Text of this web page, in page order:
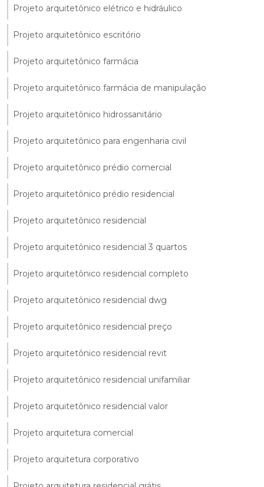
Projeto arquitetônico elétrico e hidráulico
Projeto arquitetônico escritório
Projeto arquitetônico farmácia
Projeto arquitetônico farmácia de manipulação
Projeto arquitetônico hidrossanitário
Projeto arquitetônico para engenharia civil
Projeto arquitetônico prédio comercial
Projeto arquitetônico prédio residencial
Projeto arquitetônico residencial
Projeto arquitetônico residencial 3 quartos
Projeto arquitetônico residencial completo
Projeto arquitetônico residencial dwg
Projeto arquitetônico residencial preço
Projeto arquitetônico residencial revit
Projeto arquitetônico residencial unifamiliar
Projeto arquitetônico residencial valor
Projeto arquitetura comercial
Projeto arquitetura corporativo